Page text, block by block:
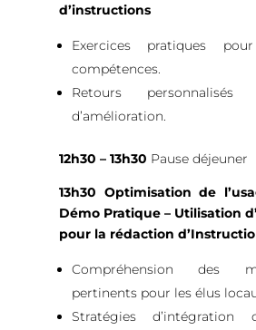
d’instructions
Exercices pratiques
compétences.
Retours
d’amélioration.
12h30 – 13h30 Pause déjeuner
13h30 Optimisation de
Démo Pratique – Utilisation
pour la rédaction
Compréhension des
pertinents pour les élus
Stratégies